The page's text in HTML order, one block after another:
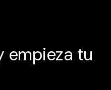
empieza tu